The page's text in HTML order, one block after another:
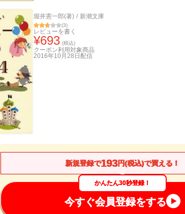
堀井憲一郎(著) / 新潮文庫
(3)
レビューを書く
¥693 (税込)
クーポン利用対象商品
2016年10月28日 配信
新規登録で193円(税込)で買える！
かんたん30秒登録！
今すぐ会員登録をする